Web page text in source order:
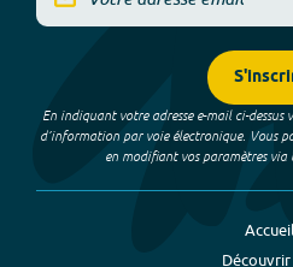
En indiquant votre adresse e-mail ci-
d’information par voie électronique. Vous
en modifiant vos paramètres via
Découvrir